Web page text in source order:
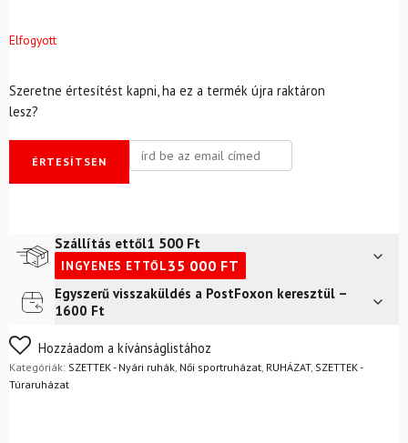
Elfogyott
Szeretne értesítést kapni, ha ez a termék újra raktáron
lesz?
ÉRTESÍTSEN
Szállítás ettől1 500 Ft
INGYENES ETTŐL35 000 FT
Futár a címre2 400
FoxPost
Egyszerű visszaküldés a PostFoxon keresztül –
1600 Ft
Nem biztos a választásában? Semmi gond – a terméket
egyszerűen visszaküldheti 14 napon belül, indoklás nélkül.
Mik a visszaküldés feltételei?
Hozzáadom a kívánságlistához
Kategóriák: SZETTEK - Nyári ruhák, Női sportruházat, RUHÁZAT, SZETTEK -
Túraruházat